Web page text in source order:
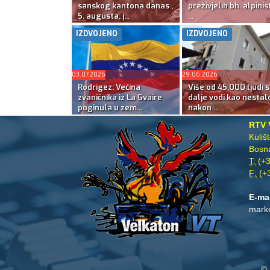
sanskog kantona danas ,
5. augusta, j...
preživjelih bh.
...
IZDVOJENO
03.07.2026
Rodrigez: Većina
zvaničnika iz La Gvaire
poginula u zem...
IZDVOJENO
29.06.2026
Više od 45.000 ljudi
dalje vodi kao
nakon ...
RTV
T:
F:
E-